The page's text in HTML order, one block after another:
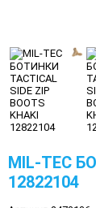
MIL-TEC
12822104